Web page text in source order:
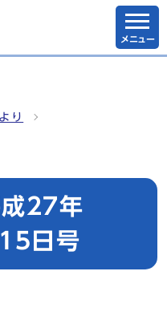
メニュー
り
27年
日号